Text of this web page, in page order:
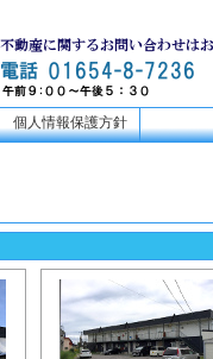
個人情報保護方針